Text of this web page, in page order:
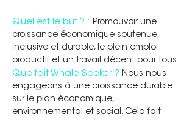
Quel est le but ? : Promouvoir une
croissance économique soutenue,
inclusive et durable, le plein emploi
productif et un travail décent pour tous.
Que fait Whale Seeker ? Nous nous
engageons à une croissance durable
sur le plan économique,
environnemental et social. Cela fait